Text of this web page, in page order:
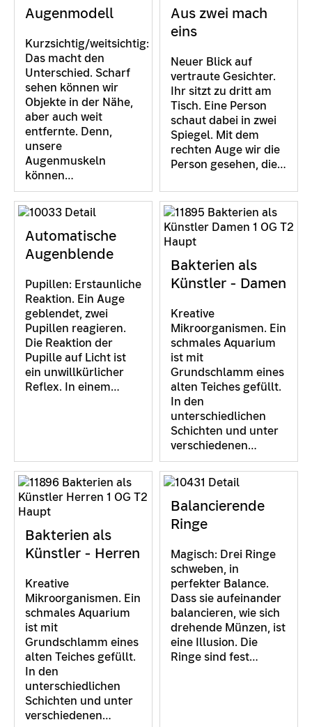
Augenmodell
Kurzsichtig/weitsichtig:
Das macht den
Unterschied. Scharf
sehen können wir
Objekte in der Nähe,
aber auch weit
entfernte. Denn,
unsere
Augenmuskeln
können…
Aus zwei mach
eins
Neuer Blick auf
vertraute Gesichter.
Ihr sitzt zu dritt am
Tisch. Eine Person
schaut dabei in zwei
Spiegel. Mit dem
rechten Auge wir die
Person gesehen, die…
Automatische
Augenblende
Pupillen: Erstaunliche
Reaktion. Ein Auge
geblendet, zwei
Pupillen reagieren.
Die Reaktion der
Pupille auf Licht ist
ein unwillkürlicher
Reflex. In einem…
Bakterien als
Künstler - Damen
Kreative
Mikroorganismen. Ein
schmales Aquarium
ist mit
Grundschlamm eines
alten Teiches gefüllt.
In den
unterschiedlichen
Schichten und unter
verschiedenen…
Bakterien als
Künstler - Herren
Kreative
Mikroorganismen. Ein
schmales Aquarium
ist mit
Grundschlamm eines
alten Teiches gefüllt.
In den
unterschiedlichen
Schichten und unter
verschiedenen…
Balancierende
Ringe
Magisch: Drei Ringe
schweben, in
perfekter Balance.
Dass sie aufeinander
balancieren, wie sich
drehende Münzen, ist
eine Illusion. Die
Ringe sind fest…